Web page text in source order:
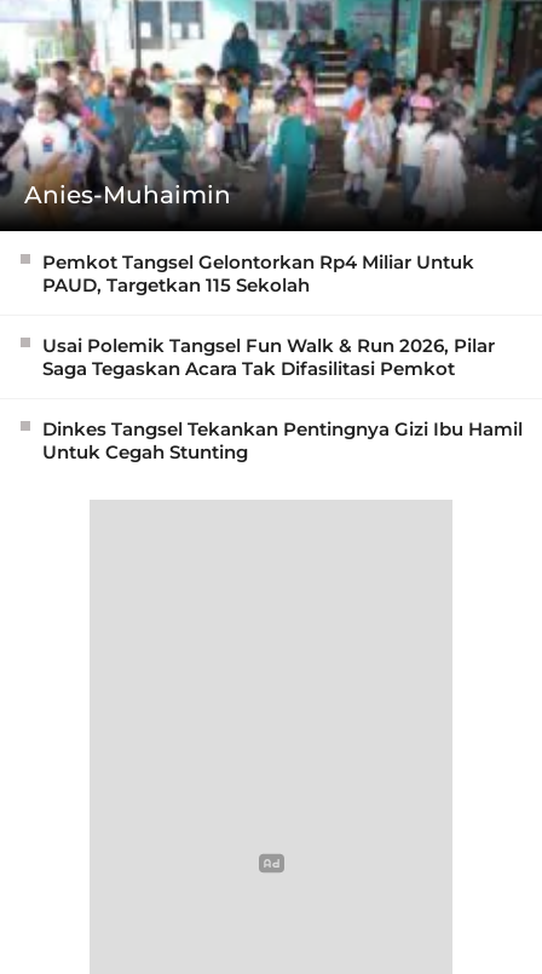
Anies-Muhaimin
Pemkot Tangsel Gelontorkan Rp4 Miliar Untuk
PAUD, Targetkan 115 Sekolah
Usai Polemik Tangsel Fun Walk & Run 2026, Pilar
Saga Tegaskan Acara Tak Difasilitasi Pemkot
Dinkes Tangsel Tekankan Pentingnya Gizi Ibu Hamil
Untuk Cegah Stunting